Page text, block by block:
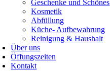
Geschenke und Schönes
Kosmetik
Abfüllung
Küche- Aufbewahrung
Reinigung & Haushalt
Über uns
Öffungszeiten
Kontakt